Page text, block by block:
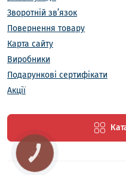
Зворотній зв’язок
Повернення товару
Карта сайту
Виробники
Подарункові сертифікати
Акції
КНОПКА
ЗВ'ЯЗКУ